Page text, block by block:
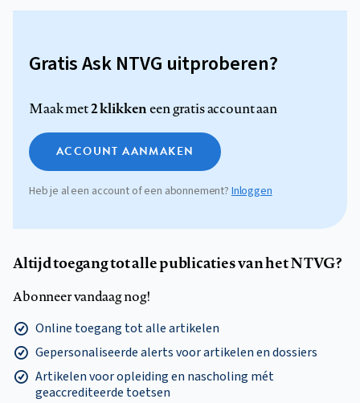
Gratis Ask NTVG uitproberen?
Maak met2 klikkeneen gratis account aan
ACCOUNT AANMAKEN
Heb je al een account of een abonnement?Inloggen
Altijd toegang tot alle publicaties van het NTVG?
Abonneer vandaag nog!
Online toegang tot alle artikelen
Gepersonaliseerde alerts voor artikelen en dossiers
Artikelen voor opleiding en nascholing mét
geaccrediteerde toetsen